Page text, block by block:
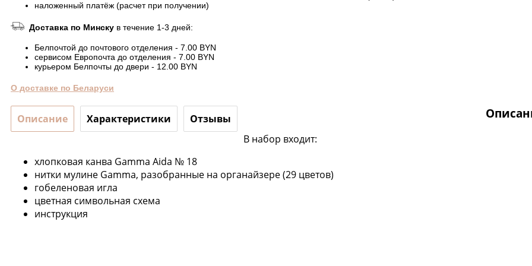
наложенный платёж (расчет при получении)
Доставка по Минску в течение 1-3 дней:
Белпочтой до почтового отделения - 7.00 BYN
сервисом Европочта до отделения - 7.00 BYN
курьером Белпочты до двери - 12.00 BYN
О доставке по Беларуси
Описание Характеристики Отзывы
В набор входит:
хлопковая канва Gamma Aida № 18
нитки мулине Gamma, разобранные на органайзере (29 цветов)
гобеленовая игла
цветная символьная схема
инструкция